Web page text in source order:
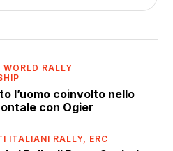
WORLD RALLY
l’uomo coinvolto nello
con Ogier
ITALIANI RALLY, ERC